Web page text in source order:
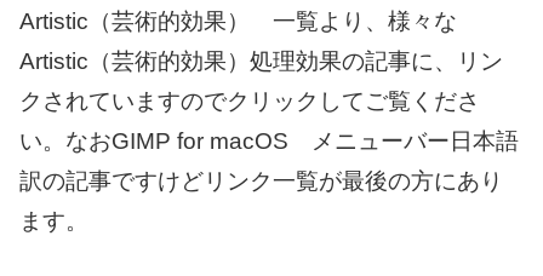
Artistic（芸術的効果） 一覧より、様々な
Artistic（芸術的効果）処理効果の記事に、リン
クされていますのでクリックしてご覧くださ
い。なおGIMP for macOS メニューバー日本語
訳の記事ですけどリンク一覧が最後の方にあり
ます。